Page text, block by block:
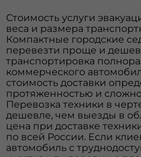
Стоимость услуги
веса и размера
Компактные городские
перевезти проще и
транспортировка
коммерческого
стоимость доставки
протяженностью и
Перевозка техники в
дешевле, чем выезды в
цена при доставке
по всей России. Если
автомобиль с